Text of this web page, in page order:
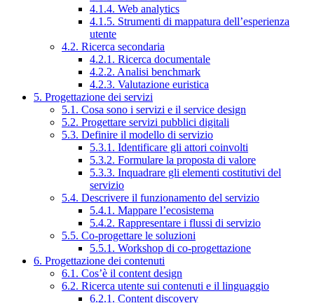
4.1.4. Web analytics
4.1.5. Strumenti di mappatura dell’esperienza
utente
4.2. Ricerca secondaria
4.2.1. Ricerca documentale
4.2.2. Analisi benchmark
4.2.3. Valutazione euristica
5. Progettazione dei servizi
5.1. Cosa sono i servizi e il service design
5.2. Progettare servizi pubblici digitali
5.3. Definire il modello di servizio
5.3.1. Identificare gli attori coinvolti
5.3.2. Formulare la proposta di valore
5.3.3. Inquadrare gli elementi costitutivi del
servizio
5.4. Descrivere il funzionamento del servizio
5.4.1. Mappare l’ecosistema
5.4.2. Rappresentare i flussi di servizio
5.5. Co-progettare le soluzioni
5.5.1. Workshop di co-progettazione
6. Progettazione dei contenuti
6.1. Cos’è il content design
6.2. Ricerca utente sui contenuti e il linguaggio
6.2.1. Content discovery